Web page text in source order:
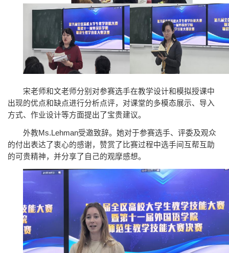
宋老师和文老师分别对参赛选手在教学设计和模拟授课中
出现的优点和缺点进行分析点评，对课堂的多模态展示、导入
方式、作业设计等方面提出了宝贵建议。
外教Ms.Lehman受邀致辞。她对于参赛选手、评委及观众
的付出表达了衷心的感谢，赞赏了比赛过程中选手间互帮互助
的可贵精神，并分享了自己的观摩感想。